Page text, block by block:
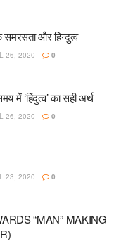
समरसता और हिन्दुत्व
26, 2020 0
में ‘हिंदुत्व’ का सही अर्थ
26, 2020 0
23, 2020 0
“MAN” MAKING